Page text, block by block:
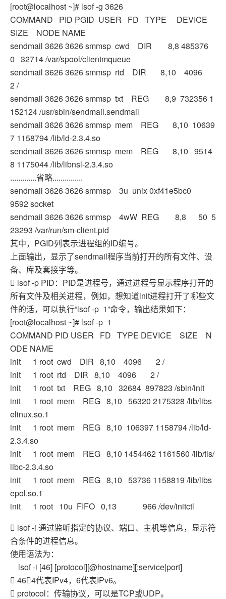
[root@localhost ~]# lsof -g 3626
COMMAND PID PGID USER FD TYPE DEVICE
SIZE NODE NAME
sendmail 3626 3626 smmsp cwd DIR 8,8 485376
0 32714 /var/spool/clientmqueue
sendmail 3626 3626 smmsp rtd DIR 8,10 4096
2 /
sendmail 3626 3626 smmsp txt REG 8,9 732356 1
152124 /usr/sbin/sendmail.sendmail
sendmail 3626 3626 smmsp mem REG 8,10 10639
7 1158794 /lib/ld-2.3.4.so
sendmail 3626 3626 smmsp mem REG 8,10 9514
8 1175044 /lib/libnsl-2.3.4.so
.............省略...............
sendmail 3626 3626 smmsp 3u unix 0xf41e5bc0
9592 socket
sendmail 3626 3626 smmsp 4wW REG 8,8 50 5
23293 /var/run/sm-client.pid
其中，PGID列表示进程组的ID编号。
上面输出，显示了sendmail程序当前打开的所有文件、设
备、库及套接字等。
 lsof -p PID：PID是进程号，通过进程号显示程序打开的
所有文件及相关进程，例如，想知道init进程打开了哪些文
件的话，可以执行“lsof -p 1”命令，输出结果如下：
[root@localhost ~]# lsof -p 1
COMMAND PID USER FD TYPE DEVICE SIZE N
ODE NAME
init 1 root cwd DIR 8,10 4096 2 /
init 1 root rtd DIR 8,10 4096 2 /
init 1 root txt REG 8,10 32684 897823 /sbin/init
init 1 root mem REG 8,10 56320 2175328 /lib/libs
elinux.so.1
init 1 root mem REG 8,10 106397 1158794 /lib/ld-
2.3.4.so
init 1 root mem REG 8,10 1454462 1161560 /lib/tls/
libc-2.3.4.so
init 1 root mem REG 8,10 53736 1158819 /lib/libs
epol.so.1
init 1 root 10u FIFO 0,13 966 /dev/initctl
 lsof -i 通过监听指定的协议、端口、主机等信息，显示符
合条件的进程信息。
使用语法为：
lsof -i [46] [protocol][@hostname][:service|port]
 46：4代表IPv4，6代表IPv6。
 protocol：传输协议，可以是TCP或UDP。